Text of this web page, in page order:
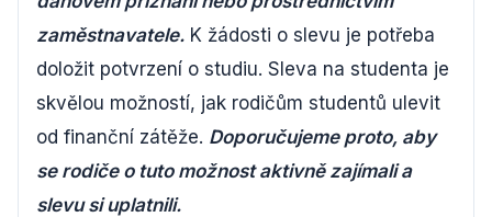
zaměstnavatele. K žádosti o slevu je potřeba
doložit potvrzení o studiu. Sleva na studenta je
skvělou možností, jak rodičům studentů ulevit
od finanční zátěže. Doporučujeme proto, aby
se rodiče o tuto možnost aktivně zajímali a
slevu si uplatnili.